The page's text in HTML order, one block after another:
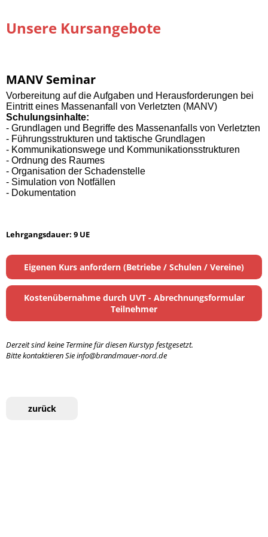
Unsere Kursangebote
MANV Seminar
Vorbereitung auf die Aufgaben und Herausforderungen bei
Eintritt eines Massenanfall von Verletzten (MANV)
Schulungsinhalte:
- Grundlagen und Begriffe des Massenanfalls von Verletzten
- Führungsstrukturen und taktische Grundlagen
- Kommunikationswege und Kommunikationsstrukturen
- Ordnung des Raumes
- Organisation der Schadenstelle
- Simulation von Notfällen
- Dokumentation
Lehrgangsdauer: 9 UE
Eigenen Kurs anfordern (Betriebe / Schulen / Vereine)
Kostenübernahme durch UVT - Abrechnungsformular
Teilnehmer
Derzeit sind keine Termine für diesen Kurstyp festgesetzt.
Bitte kontaktieren Sie info@brandmauer-nord.de
zurück